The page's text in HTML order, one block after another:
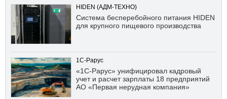
HIDEN (АДМ-ТЕХНО)
Система бесперебойного питания HIDEN
для крупного пищевого производства
1С-Рарус
«1С-Рарус» унифицировал кадровый
учет и расчет зарплаты 18 предприятий
АО «Первая нерудная компания»